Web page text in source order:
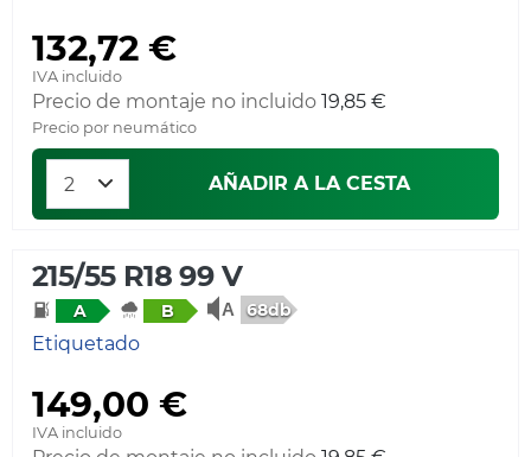
132,72 €
IVA incluido
Precio de montaje no incluido 19,85 €
Precio por neumático
AÑADIR A LA CESTA
215/55 R18 99 V
A B 68db
Etiquetado
149,00 €
IVA incluido